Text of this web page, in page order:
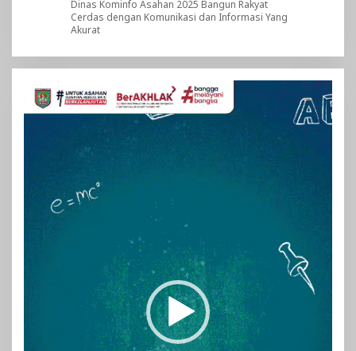
Dinas Kominfo Asahan 2025 Bangun Rakyat
Cerdas dengan Komunikasi dan Informasi Yang
Akurat
Pemutar
Video